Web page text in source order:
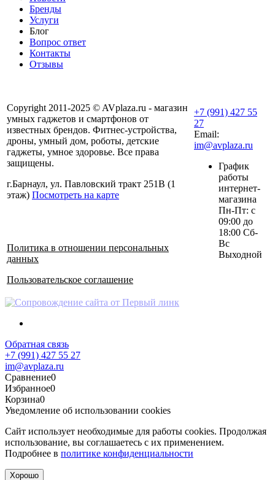
Бренды
Услуги
Блог
Вопрос ответ
Контакты
Отзывы
Copyright 2011-2025 © AVplaza.ru - магазин
умных гаджетов и смартфонов от
известных брендов. Фитнес-устройства,
дроны, умный дом, роботы, детские
гаджеты, умное здоровье. Все права
защищены.
г.Барнаул, ул. Павловский тракт 251В (1
этаж) Посмотреть на карте
Политика в отношении персональных
данных
Пользовательское соглашение
+7 (991) 427 55
27
Email:
im@avplaza.ru
График
работы
интернет-
магазина
Пн-Пт: с
09:00 до
18:00 Сб-
Вс
Выходной
Обратная связь
+7 (991) 427 55 27
im@avplaza.ru
Сравнение0
Избранное0
Корзина0
Уведомление об использовании cookies
Сайт использует необходимые для работы cookies. Продолжая
использование, вы соглашаетесь с их применением.
Подробнее в политике конфиденциальности
Хорошо